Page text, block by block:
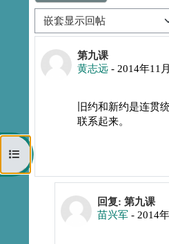
打开课程索引
显示模式
第九课
黄志远 - 2014年11
回帖数：1
旧约和新约是连贯
联系起来。
回复黄志远
回复: 第九课
苗兴军- 2014